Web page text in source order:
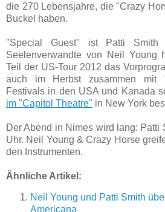
die 270 Lebensjahre, die "Crazy
Buckel haben.
"Special Guest" ist Patti
Seelenverwandte von Neil Young
Teil der US-Tour 2012 das
auch im Herbst zusammen mit
Festivals in den USA und Kanada
im "Capitol Theatre" in New York
Der Abend in Nimes wird lang: Patti
Uhr. Neil Young & Crazy Horse
den Instrumenten.
Ähnliche Artikel:
Neil Young und Patti Smith
Americana